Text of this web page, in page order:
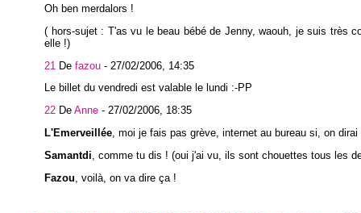
Oh ben merdalors !
( hors-sujet : T'as vu le beau bébé de Jenny, waouh, je suis très
elle !)
21 De fazou - 27/02/2006, 14:35
Le billet du vendredi est valable le lundi :-PP
22 De Anne - 27/02/2006, 18:35
L'Emerveillée , moi je fais pas grève, internet au bureau si, on dirai
Samantdi , comme tu dis ! (oui j'ai vu, ils sont chouettes tous les
Fazou , voilà, on va dire ça !